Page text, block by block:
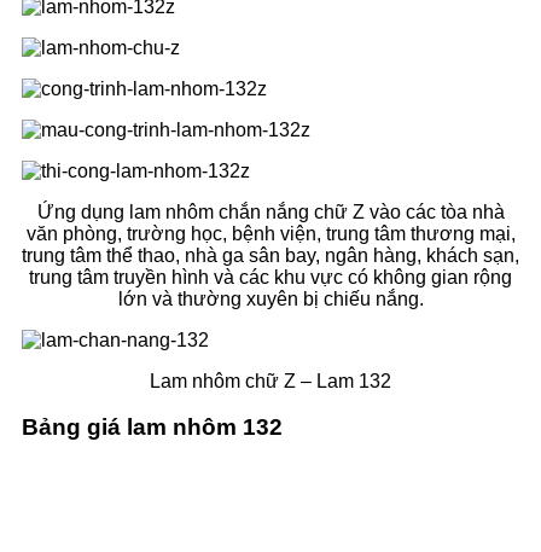
Ứng dụng lam nhôm chắn nắng chữ Z vào các tòa nhà
văn phòng, trường học, bệnh viện, trung tâm thương mại,
trung tâm thể thao, nhà ga sân bay, ngân hàng, khách sạn,
trung tâm truyền hình và các khu vực có không gian rộng
lớn và thường xuyên bị chiếu nắng.
Lam nhôm chữ Z – Lam 132
Bảng giá lam nhôm 132